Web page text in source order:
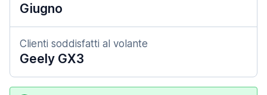
Giugno
Clienti soddisfatti al volante
Geely GX3